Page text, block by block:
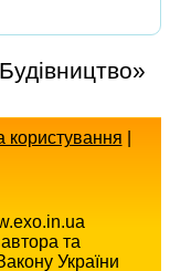
користування
та
України